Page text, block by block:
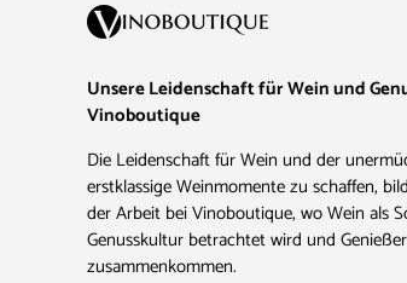
Unsere Leidenschaft für Wein und
Vinoboutique
Die Leidenschaft für Wein und der
erstklassige Weinmomente zu schaffen,
der Arbeit bei Vinoboutique, wo Wein als
Genusskultur betrachtet wird und
zusammenkommen.